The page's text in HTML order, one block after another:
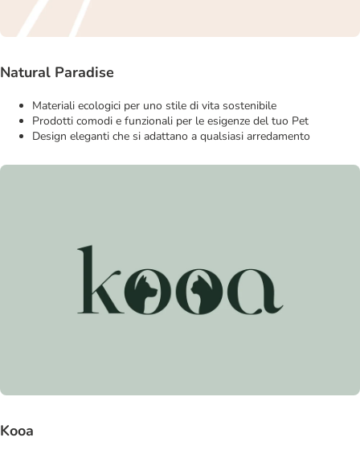
Natural Paradise
Materiali ecologici per uno stile di vita sostenibile
Prodotti comodi e funzionali per le esigenze del tuo Pet
Design eleganti che si adattano a qualsiasi arredamento
Kooa